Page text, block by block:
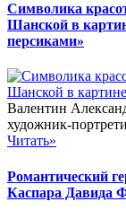
Символика
Шанской в
персиками»
Валентин
художник-
Читать»
Романтический
Каспара Давида